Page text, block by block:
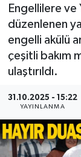
Engellilere ve
düzenlenen
engelli akülü
çeşitli bakım
ulaştırıldı.
31.10.2025 - 15:22
YAYINLANMA